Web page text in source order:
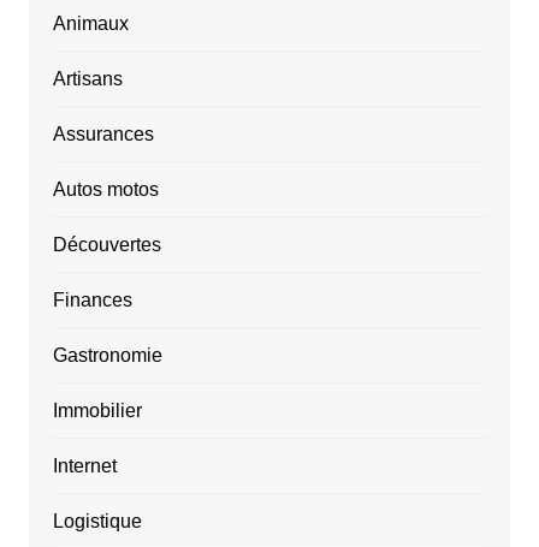
Animaux
Artisans
Assurances
Autos motos
Découvertes
Finances
Gastronomie
Immobilier
Internet
Logistique